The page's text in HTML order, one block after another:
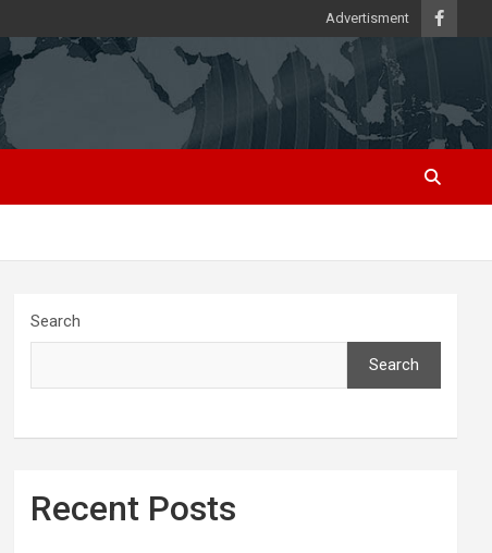
Advertisment
Search
Search
Recent Posts